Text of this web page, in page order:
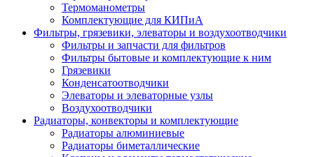
Термоманометры
Комплектующие для КИПиА
Фильтры, грязевики, элеваторы и воздухоотводчики
Фильтры и запчасти для фильтров
Фильтры бытовые и комплектующие к ним
Грязевики
Конденсатоотводчики
Элеваторы и элеваторные узлы
Воздухоотводчики
Радиаторы, конвекторы и комплектующие
Радиаторы алюминиевые
Радиаторы биметаллические